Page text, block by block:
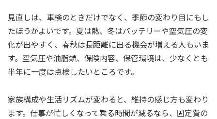
見直しは、車検のときだけでなく、季節の変わり目にもし
たほうがよいです。夏は熱、冬はバッテリーや空気圧の変
化が出やすく、春秋は長距離に出る機会が増える人もいま
す。空気圧や油脂類、保険内容、保管環境は、少なくとも
半年に一度は点検したいところです。
家族構成や生活リズムが変わると、維持の感じ方も変わり
ます。仕事が忙しくなって乗る時間が減るなら、固定費の